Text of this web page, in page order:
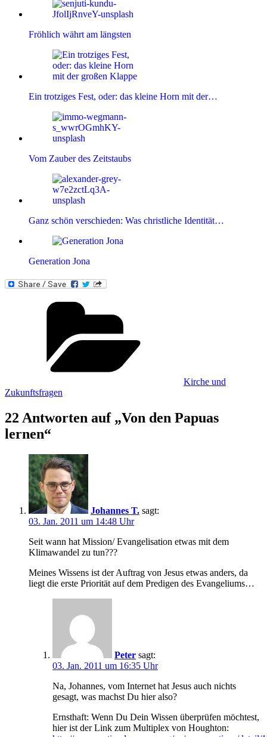
Fröhlich währt am längsten
Ein trotziges Fest, oder: das kleine Horn mit der…
Vom Zauber des Zeitstaubs
Ganz schön verschieden: Was christliche Identität…
Generation Jona
Kirche und
Zukunftsfragen
22 Antworten auf „Von den Papuas
lernen“
Johannes T. sagt:
03. Jan. 2011 um 14:48 Uhr
Seit wann hat Mission/ Evangelisation etwas mit dem
Klimawandel zu tun???
Meines Wissens ist der Auftrag von Jesus etwas anders, da
liegt die erste Priorität auf dem Predigen des Evangeliums…
Peter sagt:
03. Jan. 2011 um 16:35 Uhr
Na, Johannes, vom Internet hat Jesus auch nichts
gesagt, was machst Du hier also?
Ernsthaft: Wenn Du Dein Wissen überprüfen möchtest,
hier ist der Link zum Multiplex von Houghton: